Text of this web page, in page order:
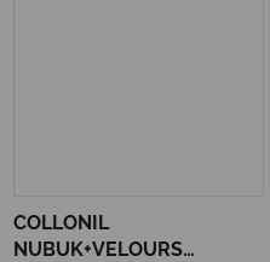
COLLONIL
NUBUK+VELOURS